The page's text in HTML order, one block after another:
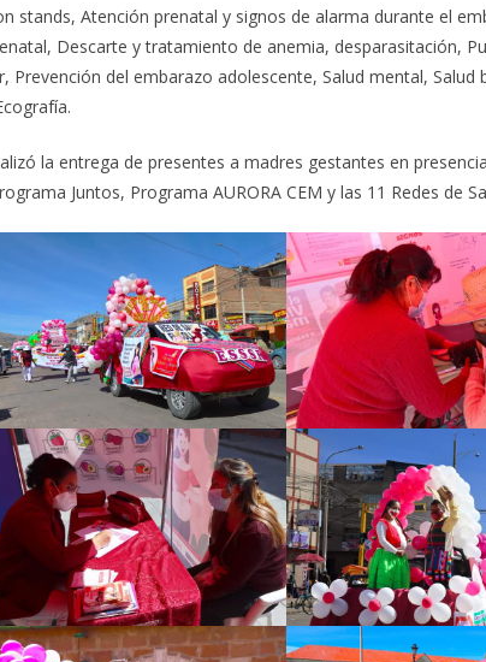
stands, Atención prenatal y signos de alarma durante el
Descarte y tratamiento de anemia, desparasitación,
Prevención del embarazo adolescente, Salud mental, Salud
la entrega de presentes a madres gestantes en
Juntos, Programa AURORA CEM y las 11 Redes de